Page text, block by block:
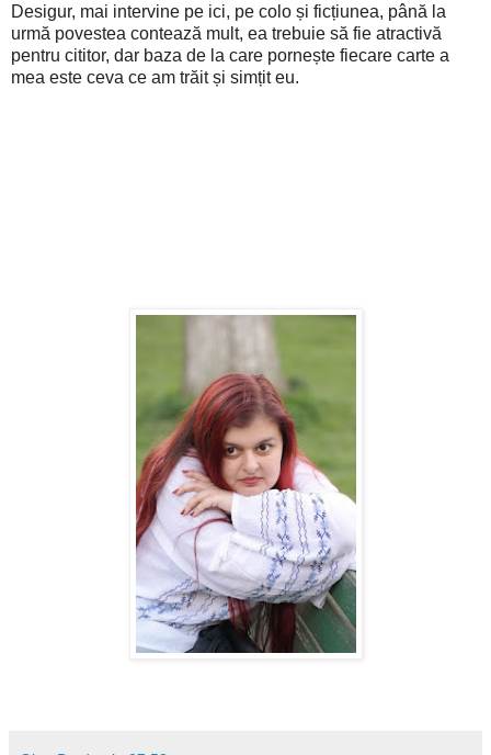
Desigur, mai intervine pe ici, pe colo și ficțiunea, până la
urmă povestea contează mult, ea trebuie să fie atractivă
pentru cititor, dar baza de la care pornește fiecare carte a
mea este ceva ce am trăit și simțit eu.